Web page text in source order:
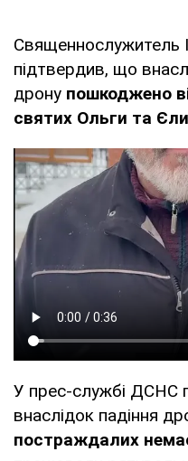
Священнослужитель
підтвердив, що
дрону пошкоджено
святих Ольги та
У прес-службі ДСНС
внаслідок падіння
постраждалих